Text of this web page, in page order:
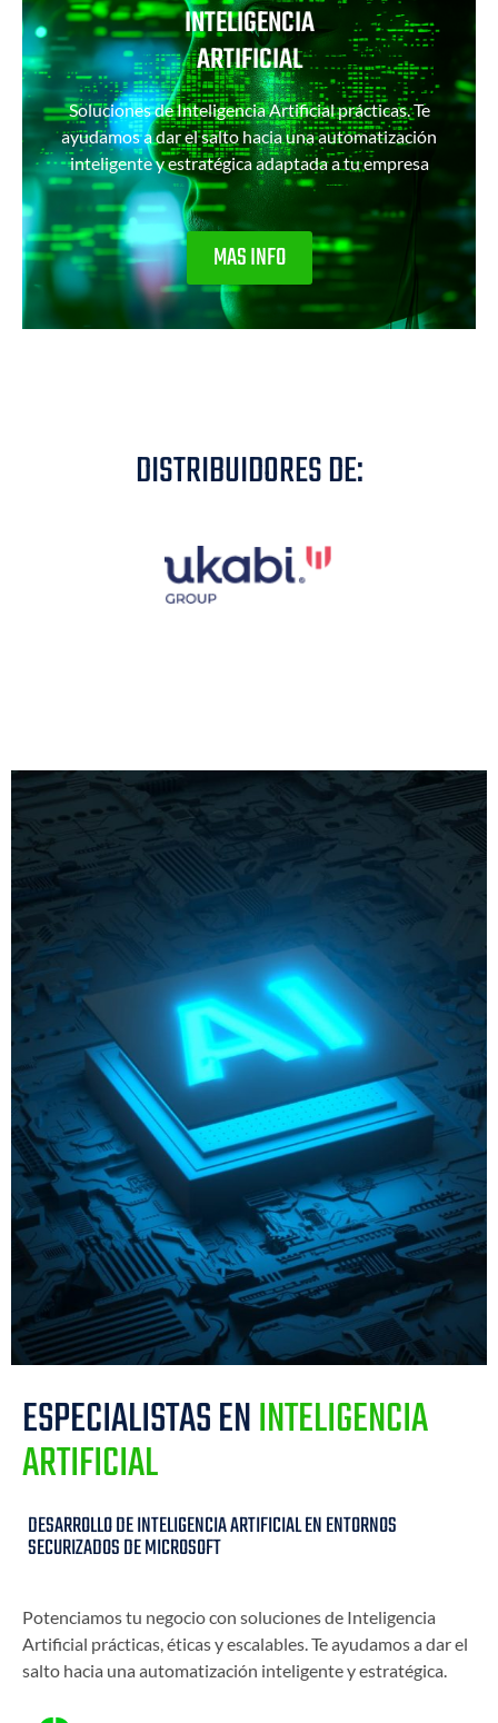
INTELIGENCIA
ARTIFICIAL
Soluciones de Inteligencia Artificial prácticas. Te
ayudamos a dar el salto hacia una automatización
inteligente y estratégica adaptada a tu empresa
MAS INFO
DISTRIBUIDORES DE:
ESPECIALISTAS ENINTELIGENCIA
ARTIFICIAL
DESARROLLO DE INTELIGENCIA ARTIFICIAL EN ENTORNOS
SECURIZADOS DE MICROSOFT
Potenciamos tu negocio con soluciones de Inteligencia
Artificial prácticas, éticas y escalables. Te ayudamos a dar el
salto hacia una automatización inteligente y estratégica.